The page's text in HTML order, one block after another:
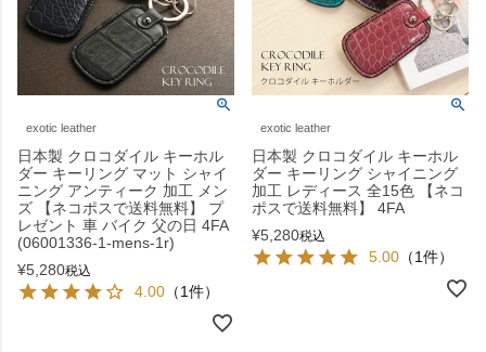
exotic leather
日本製 クロコダイル キーホル
ダー キーリング マット シャイ
ニング アンティーク 加工 メン
ズ 【ネコポスで送料無料】 プ
レゼント 車 バイク 父の日 4FA
(06001336-1-mens-1r)
¥5,280税込
4.00 （1件）
exotic leather
日本製 クロコダイル キーホル
ダー キーリング シャイニング
加工 レディース 全15色 【ネコ
ポスで送料無料】 4FA
¥5,280税込
5.00 （1件）